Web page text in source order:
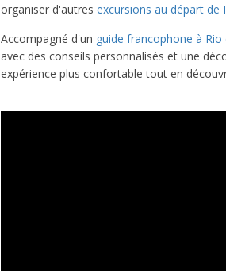
organiser d'autres excursions au départ de
Accompagné d'un guide francophone à Rio
avec des conseils personnalisés et une
expérience plus confortable tout en